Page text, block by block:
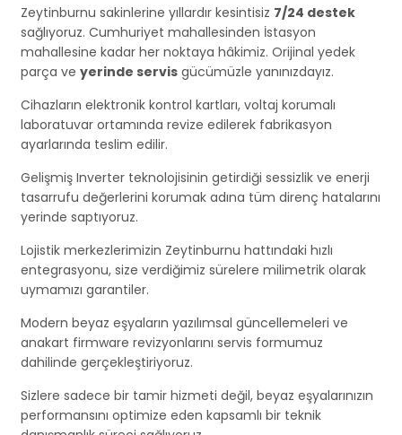
Zeytinburnu sakinlerine yıllardır kesintisiz 7/24 destek
sağlıyoruz. Cumhuriyet mahallesinden İstasyon
mahallesine kadar her noktaya hâkimiz. Orijinal yedek
parça ve yerinde servis gücümüzle yanınızdayız.
Cihazların elektronik kontrol kartları, voltaj korumalı
laboratuvar ortamında revize edilerek fabrikasyon
ayarlarında teslim edilir.
Gelişmiş Inverter teknolojisinin getirdiği sessizlik ve enerji
tasarrufu değerlerini korumak adına tüm direnç hatalarını
yerinde saptıyoruz.
Lojistik merkezlerimizin Zeytinburnu hattındaki hızlı
entegrasyonu, size verdiğimiz sürelere milimetrik olarak
uymamızı garantiler.
Modern beyaz eşyaların yazılımsal güncellemeleri ve
anakart firmware revizyonlarını servis formumuz
dahilinde gerçekleştiriyoruz.
Sizlere sadece bir tamir hizmeti değil, beyaz eşyalarınızın
performansını optimize eden kapsamlı bir teknik